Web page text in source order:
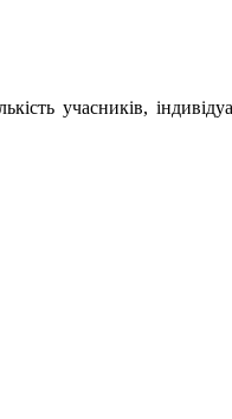
учасників,